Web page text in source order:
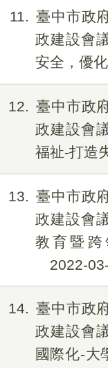
11
臺中市政
政建設會
安全，優
12
臺中市政
政建設會
福祉-打造
13
臺中市政
政建設會
教育暨跨
2022-
14
臺中市政
政建設會
國際化-大